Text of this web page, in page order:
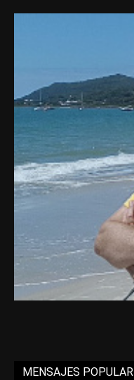
MENSAJES